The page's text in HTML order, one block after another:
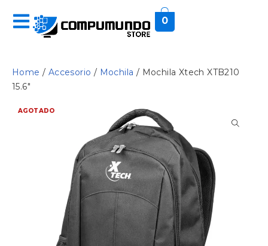
0
Home / Accesorio / Mochila / Mochila Xtech XTB210
15.6″
AGOTADO